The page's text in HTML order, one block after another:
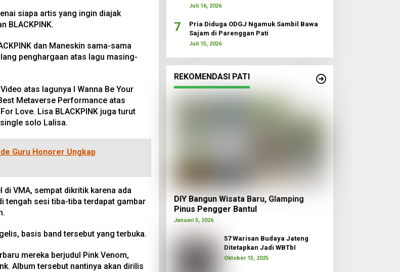
siapa artis yang ingin diajak
BLACKPINK.
dan Maneskin sama-sama
penghargaan atas lagu masing-
atas lagunya I Wanna Be Your
Metaverse Performance atas
Love. Lisa BLACKPINK juga turut
solo Lalisa.
Guru Honorer Ungkap
VMA, sempat dikritik karena ada
tengah sesi tiba-tiba terdapat gambar
basis band tersebut yang terbuka.
mereka berjudul Pink Venom,
Album tersebut nantinya akan dirilis
Juli 16, 2026
7
Pria Diduga ODGJ Ngamuk Sambil Bawa
Sajam di Parenggan Pati
Juli 15, 2026
REKOMENDASI PATI
DIY Bangun Wisata Baru, Glamping
Pinus Pengger Bantul
Januari 5, 2026
57 Warisan Budaya Jateng
Ditetapkan Jadi WBTbI
Oktober 15, 2025